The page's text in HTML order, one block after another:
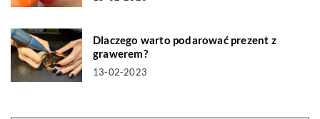
Dlaczego warto podarować prezent z
grawerem?
13-02-2023